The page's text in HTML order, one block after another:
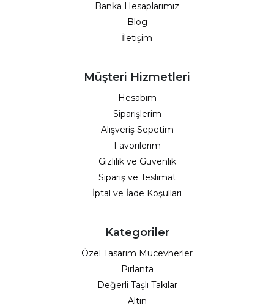
Banka Hesaplarımız
Blog
İletişim
Müşteri Hizmetleri
Hesabım
Siparişlerim
Alışveriş Sepetim
Favorilerim
Gizlilik ve Güvenlik
Sipariş ve Teslimat
İptal ve İade Koşulları
Kategoriler
Özel Tasarım Mücevherler
Pırlanta
Değerli Taşlı Takılar
Altın